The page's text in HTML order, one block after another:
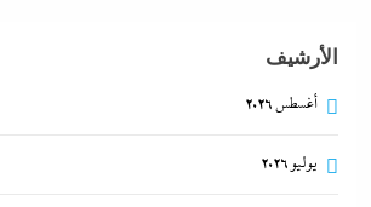
الأرشيف
أغسطس 2026
يوليو 2026